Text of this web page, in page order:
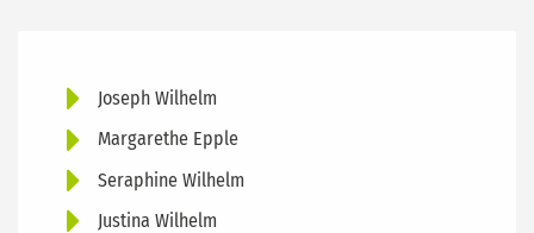
Joseph Wilhelm
Margarethe Epple
Seraphine Wilhelm
Justina Wilhelm